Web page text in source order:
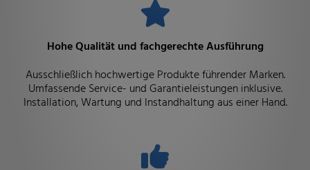
Hohe Qualität und fachgerechte Ausführung
Ausschließlich hochwertige Produkte führender Marken.
Umfassende Service- und Garantieleistungen inklusive.
Installation, Wartung und Instandhaltung aus einer Hand.